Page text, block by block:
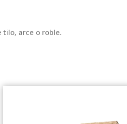
tilo, arce o roble.